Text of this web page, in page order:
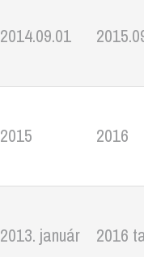
2014.09.01
2015 2016
2013. január 2016